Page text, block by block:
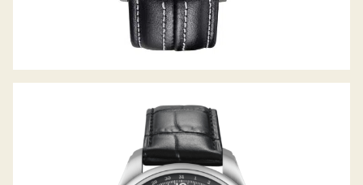
BELISAR CHRONOGRAPH MONDPHASE